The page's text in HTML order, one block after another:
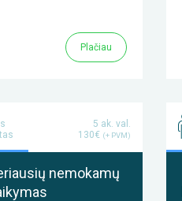
Plačiau
5 ak. val.
130€ (+ PVM)
nemokamų